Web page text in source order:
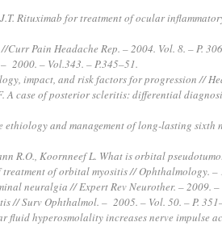
Rituximab for treatment of ocular
Pain Headache Rep. – 2004. Vol. 8. – P.
2000. – Vol.343. – P.345–51.
impact, and risk factors for progression //
A case of posterior scleritis: differential
ethiology and management of long-lasting
R.O., Koornneef L. What is orbital
of orbital myositis // Ophthalmology. –
neuralgia // Expert Rev Neurother. – 2009. –
// Surv Ophthalmol. – 2005. – Vol. 50. – P.
fluid hyperosmolality increases nerve